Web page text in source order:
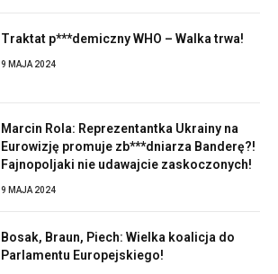
Traktat p***demiczny WHO – Walka trwa!
9 MAJA 2024
Marcin Rola: Reprezentantka Ukrainy na
Eurowizję promuje zb***dniarza Banderę?!
Fajnopoljaki nie udawajcie zaskoczonych!
9 MAJA 2024
Bosak, Braun, Piech: Wielka koalicja do
Parlamentu Europejskiego!